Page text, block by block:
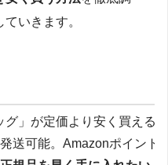
いきます。
グ」が定価より安く買える。
送可能。Amazonポイント